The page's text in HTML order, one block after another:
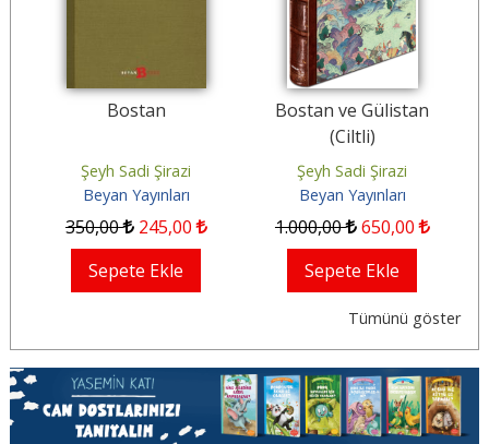
Bostan
Şeyh Sadi Şirazi
Beyan Yayınları
350,00 245,00
Sepete Ekle
Bostan ve Gülistan
(Ciltli)
Şeyh Sadi Şirazi
Beyan Yayınları
1.000,00 650,00
Sepete Ekle
Tümünü göster